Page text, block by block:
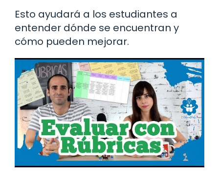
Esto ayudará a los estudiantes a
entender dónde se encuentran y
cómo pueden mejorar.